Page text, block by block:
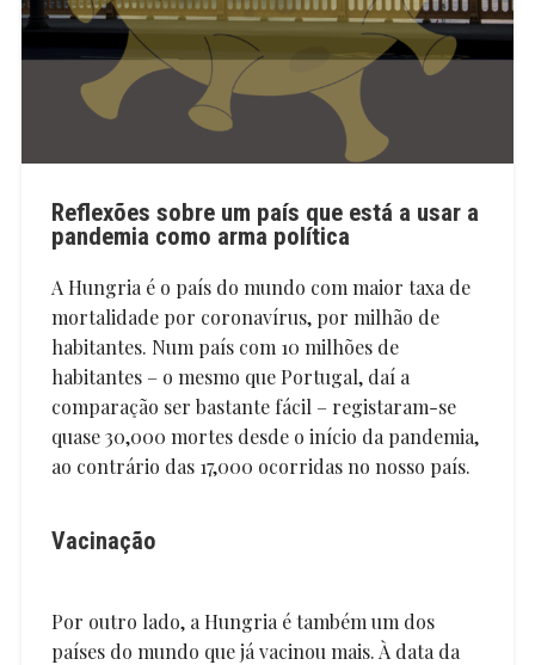
Reflexões sobre um país que está a usar a
pandemia como arma política
A Hungria é o país do mundo com maior taxa de
mortalidade por coronavírus, por milhão de
habitantes. Num país com 10 milhões de
habitantes – o mesmo que Portugal, daí a
comparação ser bastante fácil – registaram-se
quase 30,000 mortes desde o início da pandemia,
ao contrário das 17,000 ocorridas no nosso país.
Vacinação
Por outro lado, a Hungria é também um dos
países do mundo que já vacinou mais. À data da